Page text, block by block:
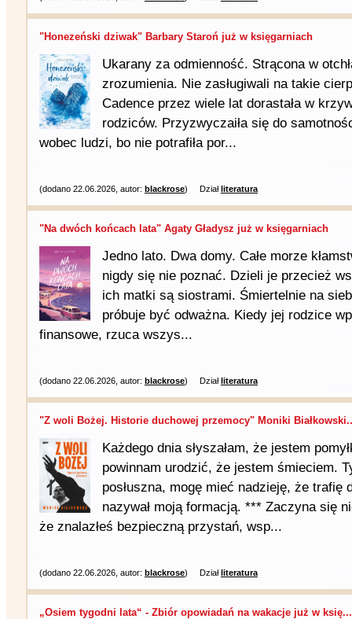
"Honezeński dziwak" Barbary Staroń już w księgarniach
Ukarany za odmienność. Strącona w
zrozumienia. Nie zasługiwali na takie
Cadence przez wiele lat dorastała w
rodziców. Przyzwyczaiła się do
wobec ludzi, bo nie potrafiła por...
(dodano 22.06.2026, autor: blackrose) Działliteratura
"Na dwóch końcach lata" Agaty Gładysz już w księgarniach
Jedno lato. Dwa domy. Całe morze
nigdy się nie poznać. Dzieli je przecież
ich matki są siostrami. Śmiertelnie na
próbuje być odważna. Kiedy jej rodzice
finansowe, rzuca wszys...
(dodano 22.06.2026, autor: blackrose) Działliteratura
"Z woli Bożej. Historie duchowej przemocy" Moniki
Każdego dnia słyszałam, że jestem
powinnam urodzić, że jestem śmieciem.
posłuszna, mogę mieć nadzieję, że trafię
nazywał moją formacją. *** Zaczyna się
że znalazłeś bezpieczną przystań, wsp...
(dodano 22.06.2026, autor: blackrose) Działliteratura
„Osiem tygodni lata“ - Zbiór opowiadań na wakacje już w księ...